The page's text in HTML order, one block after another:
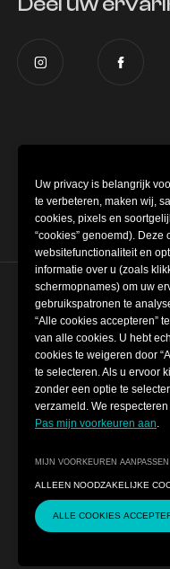
group.
Copyright
Uw privacy is belangrijk
te verbeteren, maken wij,
cookies, pixels en
“cookies” genoemd).
websitefunctionaliteit en
informatie over u (zoals
schermopnames) om uw
gebruikspatronen te
“Alle cookies accepteren”
van alle cookies. U hebt
cookies te weigeren door
te selecteren. Als u ervoor
zonder een optie te
verzameld. We
Pas mijn voorkeuren aan.
ALLE COOKIES
ALLEEN NOODZAKELIJKE
MIJN VOORKEUREN AANPASSEN